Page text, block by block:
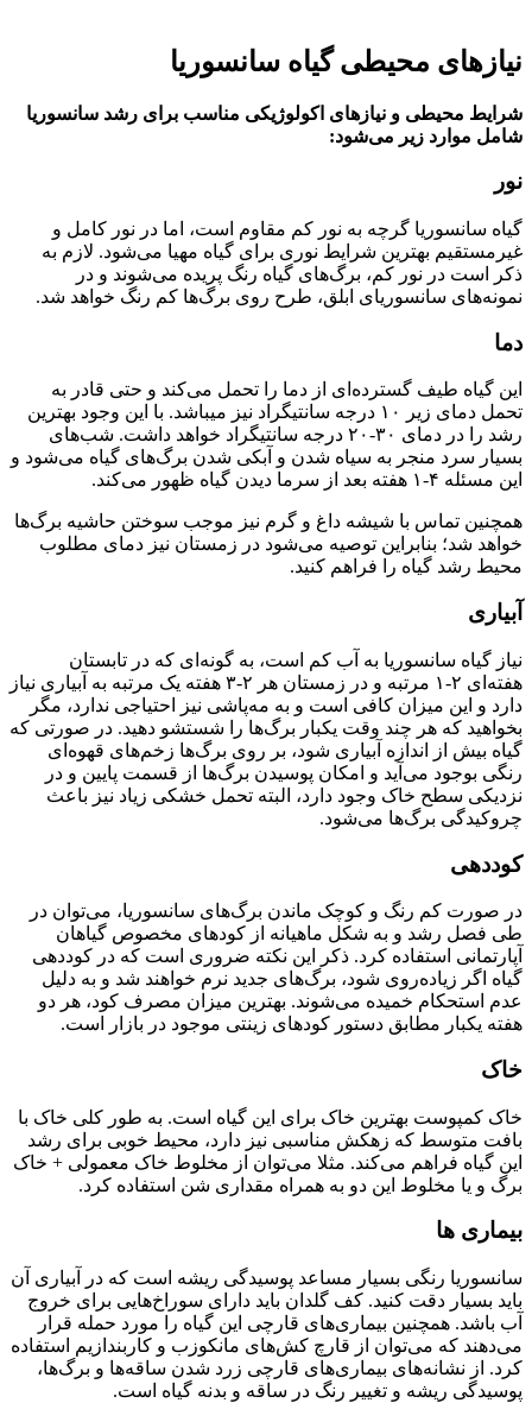
نیاز‌های محیطی گیاه سانسوریا
شرایط محیطی و نیاز‌های اکولوژیکی مناسب برای رشد سانسوریا
شامل موارد زیر می‌شود:
نور
گیاه سانسوریا گرچه به نور کم مقاوم است، اما در نور کامل و
غیرمستقیم بهترین شرایط نوری برای گیاه مهیا می‌شود. لازم به
ذکر است در نور کم، برگ‌های گیاه رنگ پریده می‌شوند و در
نمونه‌های سانسوریای ابلق، طرح روی برگ‌ها کم رنگ خواهد شد.
دما
این گیاه طیف گسترده‌ای از دما را تحمل می‌کند و حتی قادر به
تحمل دمای زیر ۱۰ درجه سانتیگراد نیز میباشد. با این وجود بهترین
رشد را در دمای ۳۰-۲۰ درجه سانتیگراد خواهد داشت. شب‌های
بسیار سرد منجر به سیاه شدن و آبکی شدن برگ‌های گیاه می‌شود و
این مسئله ۴-۱ هفته بعد از سرما دیدن گیاه ظهور می‌کند.
همچنین تماس با شیشه داغ و گرم نیز موجب سوختن حاشیه برگ‌ها
خواهد شد؛ بنابراین توصیه می‌شود در زمستان نیز دمای مطلوب
محیط رشد گیاه را فراهم کنید.
آبیاری
نیاز گیاه سانسوریا به آب کم است، به گونه‌ای که در تابستان
هفته‌ای ۲-۱ مرتبه و در زمستان هر ۲-۳ هفته یک مرتبه به آبیاری نیاز
دارد و این میزان کافی است و به مه‌پاشی نیز احتیاجی ندارد، مگر
بخواهید که هر چند وقت یکبار برگ‌ها را شستشو دهید. در صورتی که
گیاه بیش از اندازه آبیاری شود، بر روی برگ‌ها زخم‌های قهوه‌ای
رنگی بوجود می‌آید و امکان پوسیدن برگ‌ها از قسمت پایین و در
نزدیکی سطح خاک وجود دارد، البته تحمل خشکی زیاد نیز باعث
چروکیدگی برگ‌ها می‌شود.
کوددهی
در صورت کم رنگ و کوچک ماندن برگ‌های سانسوریا، می‌توان در
طی فصل رشد و به شکل ماهیانه از کود‌های مخصوص گیاهان
آپارتمانی استفاده کرد. ذکر این نکته ضروری است که در کوددهی
گیاه اگر زیاده‌روی شود، برگ‌های جدید نرم خواهند شد و به دلیل
عدم استحکام خمیده می‌شوند. بهترین میزان مصرف کود، هر دو
هفته یکبار مطابق دستور کود‌های زینتی موجود در بازار است.
خاک
خاک کمپوست بهترین خاک برای این گیاه است. به طور کلی خاک با
بافت متوسط که زهکش مناسبی نیز دارد، محیط خوبی برای رشد
این گیاه فراهم می‌کند. مثلا می‌توان از مخلوط خاک معمولی + خاک
برگ و یا مخلوط این دو به همراه مقداری شن استفاده کرد.
بیماری ها
سانسوریا رنگی بسیار مساعد پوسیدگی ریشه است که در آبیاری آن
باید بسیار دقت کنید. کف گلدان باید دارای سوراخ‌هایی برای خروج
آب باشد. همچنین بیماری‌های قارچی این گیاه را مورد حمله قرار
می‌دهند که می‌توان از قارچ کش‌های مانکوزب و کاربندازیم استفاده
کرد. از نشانه‌های بیماری‌های قارچی زرد شدن ساقه‌ها و برگ‌ها،
پوسیدگی ریشه و تغییر رنگ در ساقه و بدنه گیاه است.